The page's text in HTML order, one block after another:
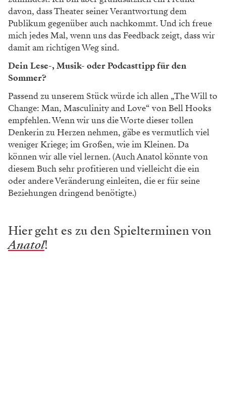
davon, dass Theater seiner Verantwortung dem
Publikum gegenüber auch nachkommt. Und ich freue
mich jedes Mal, wenn uns das Feedback zeigt, dass wir
damit am richtigen Weg sind.
Dein Lese-, Musik- oder Podcasttipp für den
Sommer?
Passend zu unserem Stück würde ich allen „The Will to
Change: Man, Masculinity and Love“ von Bell Hooks
empfehlen. Wenn wir uns die Worte dieser tollen
Denkerin zu Herzen nehmen, gäbe es vermutlich viel
weniger Kriege; im Großen, wie im Kleinen. Da
können wir alle viel lernen. (Auch Anatol könnte von
diesem Buch sehr profitieren und vielleicht die ein
oder andere Veränderung einleiten, die er für seine
Beziehungen dringend benötigte.)
Hier geht es zu den Spielterminen von
Anatol!